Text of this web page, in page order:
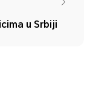
u Srbiji